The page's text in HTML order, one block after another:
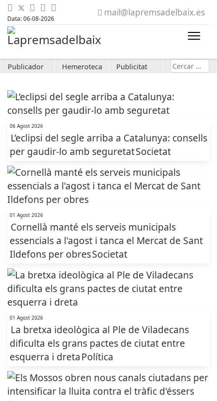
Data: 06-08-2026
mail@lapremsadelbaix.es
Publicador Hemeroteca Publicitat Cerca
06 Agost 2026
L’eclipsi del segle arriba a Catalunya: consells
per gaudir-lo amb seguretatSocietat
01 Agost 2026
Cornellà manté els serveis municipals
essencials a l'agost i tanca el Mercat de Sant
Ildefons per obresSocietat
01 Agost 2026
La bretxa ideològica al Ple de Viladecans
dificulta els grans pactes de ciutat entre
esquerra i dretaPolítica